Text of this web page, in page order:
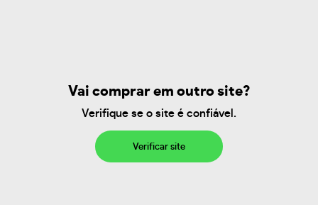
Vai comprar em outro site?
Verifique se o site é confiável.
Verificar site